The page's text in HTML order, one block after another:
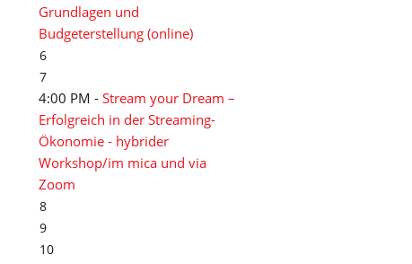
Grundlagen und
Budgeterstellung (online)
6
7
4:00 PM - Stream your Dream –
Erfolgreich in der Streaming-
Ökonomie - hybrider
Workshop/im mica und via
Zoom
8
9
10